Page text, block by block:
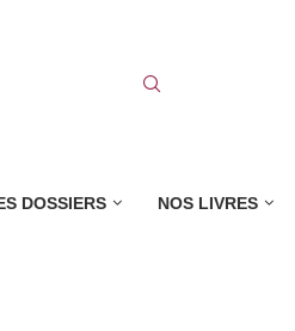
DOSSIERS NOS LIVRES